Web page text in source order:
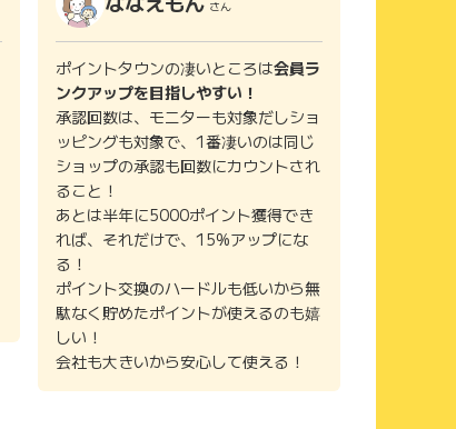
さん
ポイントタウンの凄いところは会員ラ
ンクアップを目指しやすい！
承認回数は、モニターも対象だしショ
ッピングも対象で、1番凄いのは同じ
ショップの承認も回数にカウントされ
ること！
あとは半年に5000ポイント獲得でき
れば、それだけで、15%アップにな
る！
ポイント交換のハードルも低いから無
駄なく貯めたポイントが使えるのも嬉
しい！
会社も大きいから安心して使える！